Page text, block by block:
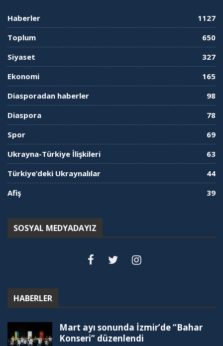
Haberler
1127
Toplum
650
Siyaset
327
Ekonomi
165
Diasporadan haberler
98
Diaspora
78
Spor
69
Ukrayna-Türkiye İlişkileri
63
Türkiye’deki Ukraynalılar
44
Afiş
39
SOSYAL MEDYADAYIZ
HABERLER
Mart ayı sonunda İzmir’de “Bahar
Konseri” düzenlendi